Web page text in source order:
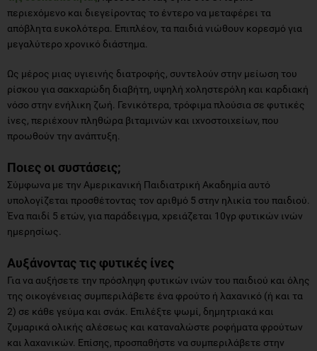
περιεχόμενο και διεγείροντας το έντερο να μεταφέρει τα
απόβλητα ευκολότερα. Επιπλέον, τα παιδιά νιώθουν κορεσμό για
μεγαλύτερο χρονικό διάστημα.
Ως μέρος μιας υγιεινής διατροφής, συντελούν στην μείωση του
ρίσκου για σακχαρώδη διαβήτη, υψηλή χοληστερόλη και καρδιακή
νόσο στην ενήλικη ζωή. Γενικότερα, τρόφιμα πλούσια σε φυτικές
ίνες, περιέχουν πληθώρα βιταμινών και ιχνοστοιχείων, που
προωθούν την ανάπτυξη.
Ποιες οι συστάσεις;
Σύμφωνα με την Αμερικανική Παιδιατρική Ακαδημία αυτό
υπολογίζεται προσθέτοντας τον αριθμό 5 στην ηλικία του παιδιού.
Ένα παιδί 5 ετών, για παράδειγμα, χρειάζεται 10γρ φυτικών ινών
ημερησίως.
Αυξάνοντας τις φυτικές ίνες
Για να αυξήσετε την πρόσληψη φυτικών ινών του παιδιού και όλης
της οικογένειας συμπεριλάβετε ένα φρούτο ή λαχανικό (ή και τα
2) σε κάθε γεύμα και σνάκ. Επιλέξτε ψωμί, δημητριακά και
ζυμαρικά ολικής αλέσεως και καταναλώστε ροφήματα φρούτων
και λαχανικών. Επίσης, προσπαθήστε να συμπεριλάβετε στην